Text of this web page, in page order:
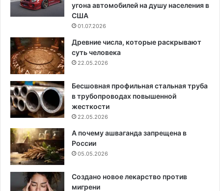
угона автомобилей на душу населения в
США
01.07.2026
Древние числа, которые раскрывают
суть человека
22.05.2026
Бесшовная профильная стальная труба
в трубопроводах повышенной
жесткости
22.05.2026
А почему ашваганда запрещена в
России
05.05.2026
Создано новое лекарство против
мигрени